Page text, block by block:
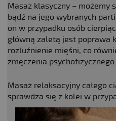
Masaż klasyczny – możemy
bądź na jego wybranych
on w przypadku osób
główną zaletą jest poprawa
rozluźnienie mięśni, co
zmęczenia psychofizycznego.
Masaż relaksacyjny całego
sprawdza się z kolei w